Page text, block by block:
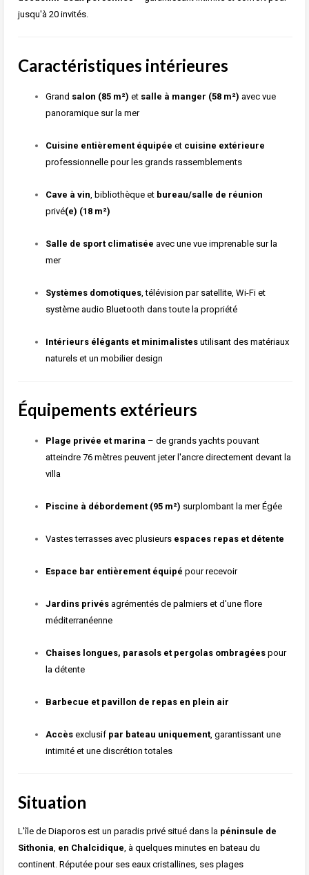
jusqu'à 20 invités.
Caractéristiques intérieures
Grand salon (85 m²) et salle à manger (58 m²) avec vue
panoramique sur la mer
Cuisine entièrement équipée et cuisine extérieure
professionnelle pour les grands rassemblements
Cave à vin, bibliothèque et bureau/salle de réunion
privé(e) (18 m²)
Salle de sport climatisée avec une vue imprenable sur la
mer
Systèmes domotiques, télévision par satellite, Wi-Fi et
système audio Bluetooth dans toute la propriété
Intérieurs élégants et minimalistesutilisant des matériaux
naturels et un mobilier design
Équipements extérieurs
Plage privée et marina – de grands yachts pouvant
atteindre 76 mètres peuvent jeter l'ancre directement devant la
villa
Piscine à débordement (95 m²) surplombant la mer Égée
Vastes terrasses avec plusieurs espaces repas et détente
Espace bar entièrement équipé pour recevoir
Jardins privésagrémentés de palmiers et d'une flore
méditerranéenne
Chaises longues, parasols et pergolas ombragéespour
la détente
Barbecue et pavillon de repas en plein air
Accèsexclusif par bateau uniquement, garantissant une
intimité et une discrétion totales
Situation
L'île de Diaporos est un paradis privé situé dans la péninsule de
Sithonia, en Chalcidique, à quelques minutes en bateau du
continent. Réputée pour ses eaux cristallines, ses plages